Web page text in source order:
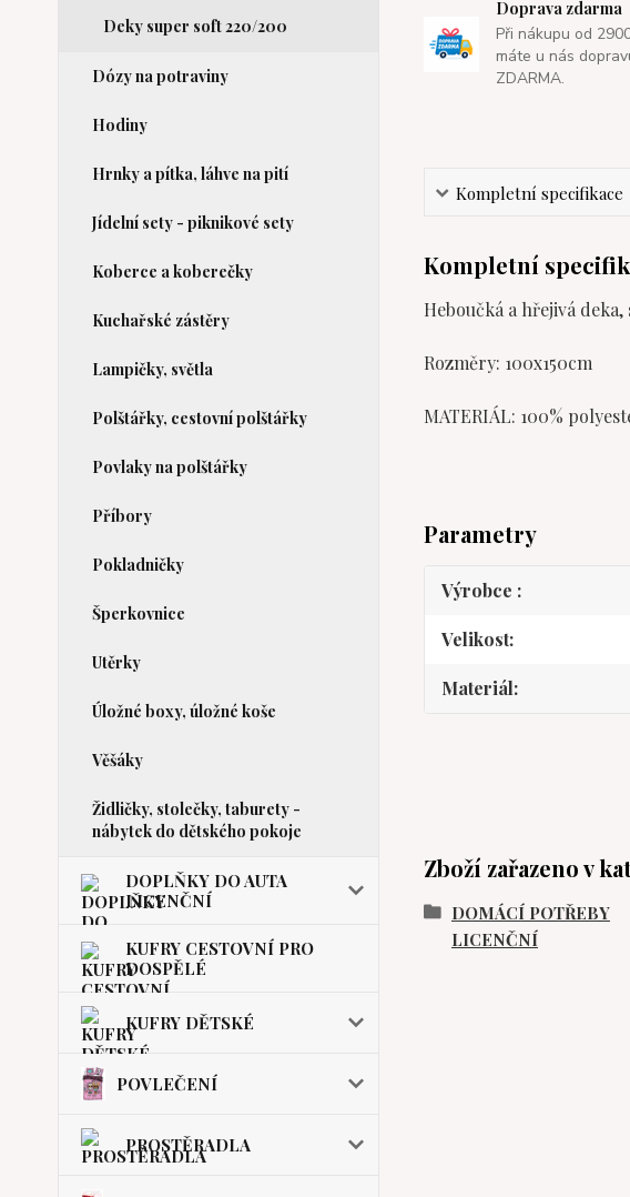
Deky super soft 220/200
Dózy na potraviny
Hodiny
Hrnky a pítka, láhve na pití
Jídelní sety - piknikové sety
Koberce a koberečky
Kuchařské zástěry
Lampičky, světla
Polštářky, cestovní polštářky
Povlaky na polštářky
Příbory
Pokladničky
Šperkovnice
Utěrky
Úložné boxy, úložné koše
Věšáky
Židličky, stolečky, taburety -
nábytek do dětského pokoje
DOPLŇKY DO AUTA
LICENČNÍ
KUFRY CESTOVNÍ PRO
DOSPĚLÉ
KUFRY DĚTSKÉ
POVLEČENÍ
PROSTĚRADLA
Doprava zdarma
Při nákupu od
máte u nás
ZDARMA.
Kompletní specifikace
Kompletní
Heboučká a hřejivá
Rozměry: 100x150cm
MATERIÁL: 100%
Parametry
Výrobce
Velikost
Materiál
Zboží zařazeno v
DOMÁCÍ POTŘEBY
LICENČNÍ